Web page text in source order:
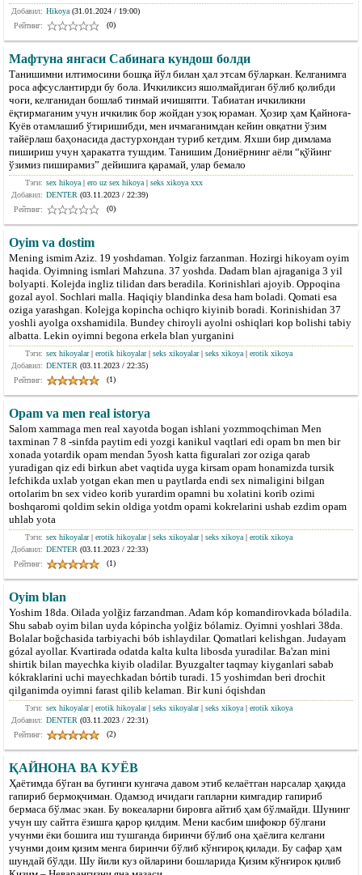
Добавил: Hikoya (31.01.2024 / 19:00)
Рейтинг:
(0)
Мафтуна янгаси Сабинага кундош болди
Танишимни илтимосини бошқа йўл билан ҳал этсам бўларкан. Келганимга
роса афсуслантирди бу бола. Ичкиликсиз яшолмайдиган бўлиб қолибди
чоғи, келганидан бошлаб тинмай ичишяпти. Табиатан ичкиликни
ёқтирмаганим учун ичкилик бор жойдан узоқ юраман. Ҳозир ҳам Қайноға-
Куёв отамлашиб ўтиришибди, мен ичмаганимдан кейин овқатни ўзим
тайёрлаш баҳонасида дастурхондан туриб кетдим. Яхши бир димлама
пишириш учун ҳаракатга тушдим. Танишим Дониёрнинг аёли “қўйинг
ўзимиз пиширамиз” дейишига қарамай, улар бемало
Тэги: sex hikoya | ero uz sex hikoya | seks xikoya xxx
Добавил: DENTER (03.11.2023 / 22:39)
Рейтинг:
(0)
Oyim va dostim
Mening ismim Aziz. 19 yoshdaman. Yolgiz farzanman. Hozirgi hikoyam oyim
haqida. Oyimning ismlari Mahzuna. 37 yoshda. Dadam blan ajraganiga 3 yil
bolyapti. Kolejda ingliz tilidan dars beradila. Korinishlari ajoyib. Oppoqina
gozal ayol. Sochlari malla. Haqiqiy blandinka desa ham boladi. Qomati esa
oziga yarashgan. Kolejga kopincha ochiqro kiyinib boradi. Korinishidan 37
yoshli ayolga oxshamidila. Bundey chiroyli ayolni oshiqlari kop bolishi tabiy
albatta. Lekin oyimni begona erkela blan yurganini
Тэги: sex hikoyalar| erotik hikoyalar| seks xikoyalar| seks xikoya | erotik xikoya
Добавил: DENTER (03.11.2023 / 22:35)
Рейтинг:
(1)
Opam va men real istorya
Salom xammaga men real xayotda bogan ishlani yozmmoqchiman Men
taxminan 7 8 -sinfda paytim edi yozgi kanikul vaqtlari edi opam bn men bir
xonada yotardik opam mendan 5yosh katta figuralari zor oziga qarab
yuradigan qiz edi birkun abet vaqtida uyga kirsam opam honamizda tursik
lefchikda uxlab yotgan ekan men u paytlarda endi sex nimaligini bilgan
ortolarim bn sex video korib yurardim opamni bu xolatini korib ozimi
boshqaromi qoldim sekin oldiga yotdm opami kokrelarini ushab ezdim opam
uhlab yota
Тэги: sex hikoyalar| erotik hikoyalar| seks xikoyalar| seks xikoya | erotik xikoya
Добавил: DENTER (03.11.2023 / 22:33)
Рейтинг:
(1)
Oyim blan
Yoshim 18da. Oilada yolğiz farzandman. Adam kóp komandirovkada bóladila.
Shu sabab oyim bilan uyda kópincha yolğiz bólamiz. Oyimni yoshlari 38da.
Bolalar boğchasida tarbiyachi bób ishlaydilar. Qomatlari kelishgan. Judayam
gózal ayollar. Kvartirada odatda kalta kulta libosda yuradilar. Ba'zan mini
shirtik bilan mayechka kiyib oladilar. Byuzgalter taqmay kiyganlari sabab
kókraklarini uchi mayechkadan bórtib turadi. 15 yoshimdan beri drochit
qilganimda oyimni farast qilib kelaman. Bir kuni óqishdan
Тэги: sex hikoyalar| erotik hikoyalar| seks xikoyalar| seks xikoya | erotik xikoya
Добавил: DENTER (03.11.2023 / 22:31)
Рейтинг:
(2)
ҚАЙНОНА ВА КУЁВ
Ҳаётимда бўган ва бугинги кунгача давом этиб келаётган нарсалар ҳақида
гапириб бермоқчиман. Одамзод ичидаги гапларни кимгадир гапириб
бермаса бўлмас экан. Бу вокеаларни бировга айтиб ҳам бўлмайди. Шунинг
учун шу сайтга ёзишга қарор қилдим. Мени касбим шифокор бўлгани
учунми ёки бошига иш тушганда биринчи бўлиб она ҳаёлига келгани
учунми доим қизим менга биринчи бўлиб кўнғироқ қилади. Бу сафар ҳам
шундай бўлди. Шу йили куз ойларини бошларида Қизим кўнғирок қилиб